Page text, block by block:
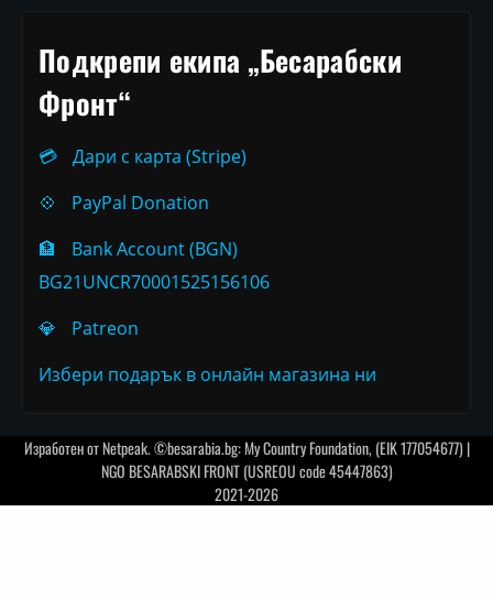
Подкрепи екипа „Бесарабски
Фронт“
💳
Дари с карта (Stripe)
💠
PayPal Donation
🏦
Bank Account (BGN)
BG21UNCR70001525156106
💎
Patreon
Избери подарък в онлайн магазина ни
Изработен отNetpeak. ©besarabia.bg: My Country Foundation, (EIK 177054677) |
NGO BESARABSKI FRONT (USREOU code 45447863)
2021-2026